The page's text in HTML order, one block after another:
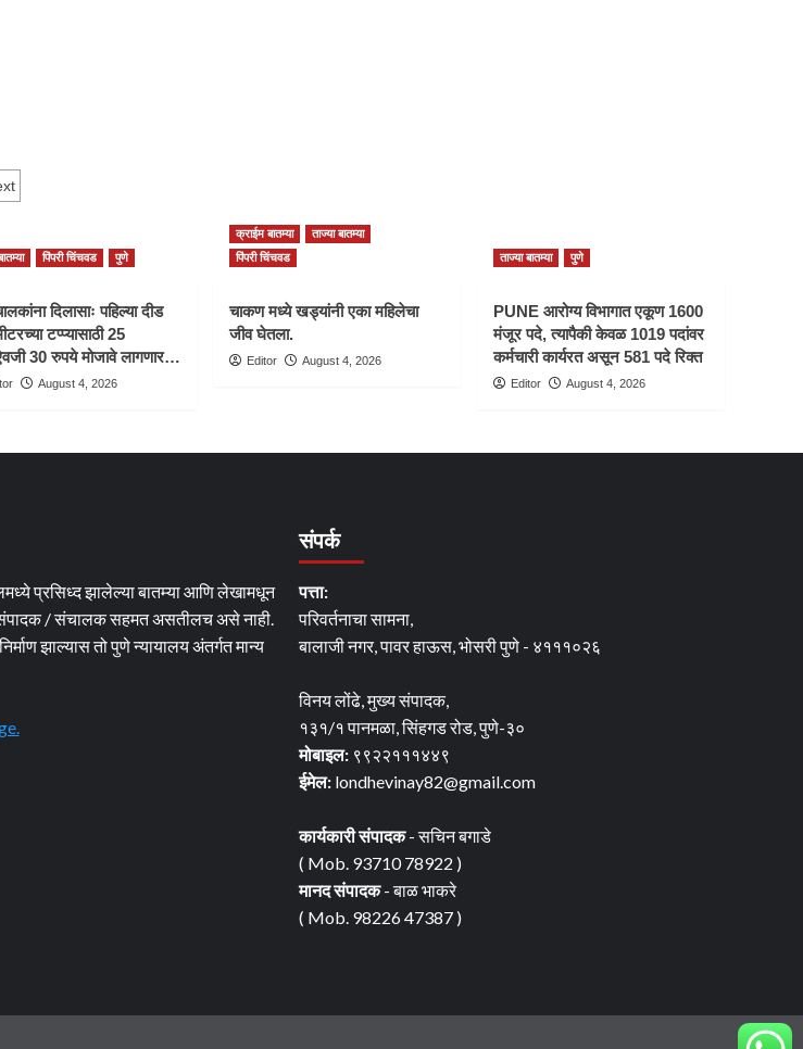
पिंपरी चिंचवड पुणे
दिलासाः पहिल्या दीड
टप्प्यासाठी 25
30 रुपये मोजावे लागणार…
August 4, 2026
क्राईम बातम्या
ताज्या बातम्या
पिंपरी चिंचवड
चाकण मध्ये खड्यांनी एका महिलेचा
जीव घेतला.
Editor August 4, 2026
ताज्या बातम्या पुणे
PUNE आरोग्य विभागात एकूण 1600
मंजूर पदे, त्यापैकी केवळ 1019 पदांवर
कर्मचारी कार्यरत असून 581 पदे रिक्त
Editor August 4, 2026
प्रसिध्द झालेल्या बातम्या आणि लेखामधून
संपादक / संचालक सहमत असतीलच असे नाही.
झाल्यास तो पुणे न्यायालय अंतर्गत मान्य
संपर्क
पत्ता:
परिवर्तनाचा सामना,
बालाजी नगर, पावर हाऊस, भोसरी पुणे - ४१११०२६
विनय लोंढे, मुख्य संपादक,
१३१/१ पानमळा, सिंहगड रोड, पुणे-३०
मोबाइल:९९२२१११४४९
ईमेल: londhevinay82@gmail.com
कार्यकारी संपादक- सचिन बगाडे
( Mob. 93710 78922 )
मानद संपादक- बाळ भाकरे
( Mob. 98226 47387 )